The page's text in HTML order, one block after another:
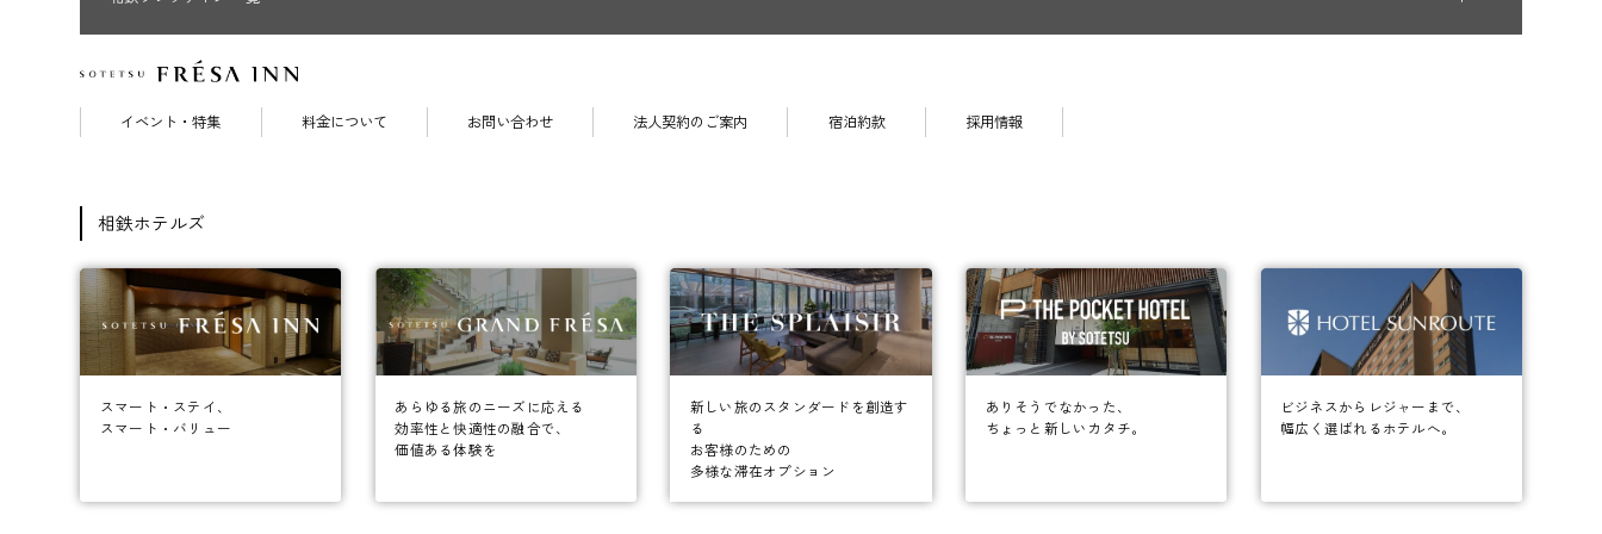
イベント・特集 料金について お問い合わせ 法人契約のご案内 宿泊約款 採用情報
相鉄ホテルズ
スマート・ステイ、
スマート・バリュー
あらゆる旅のニーズに応える
効率性と快適性の融合で、
価値ある体験を
新しい旅のスタンダードを創造す
る
お客様のための
多様な滞在オプション
ありそうでなかった、
ちょっと新しいカタチ。
ビジネスからレジャーまで、
幅広く選ばれるホテルへ。